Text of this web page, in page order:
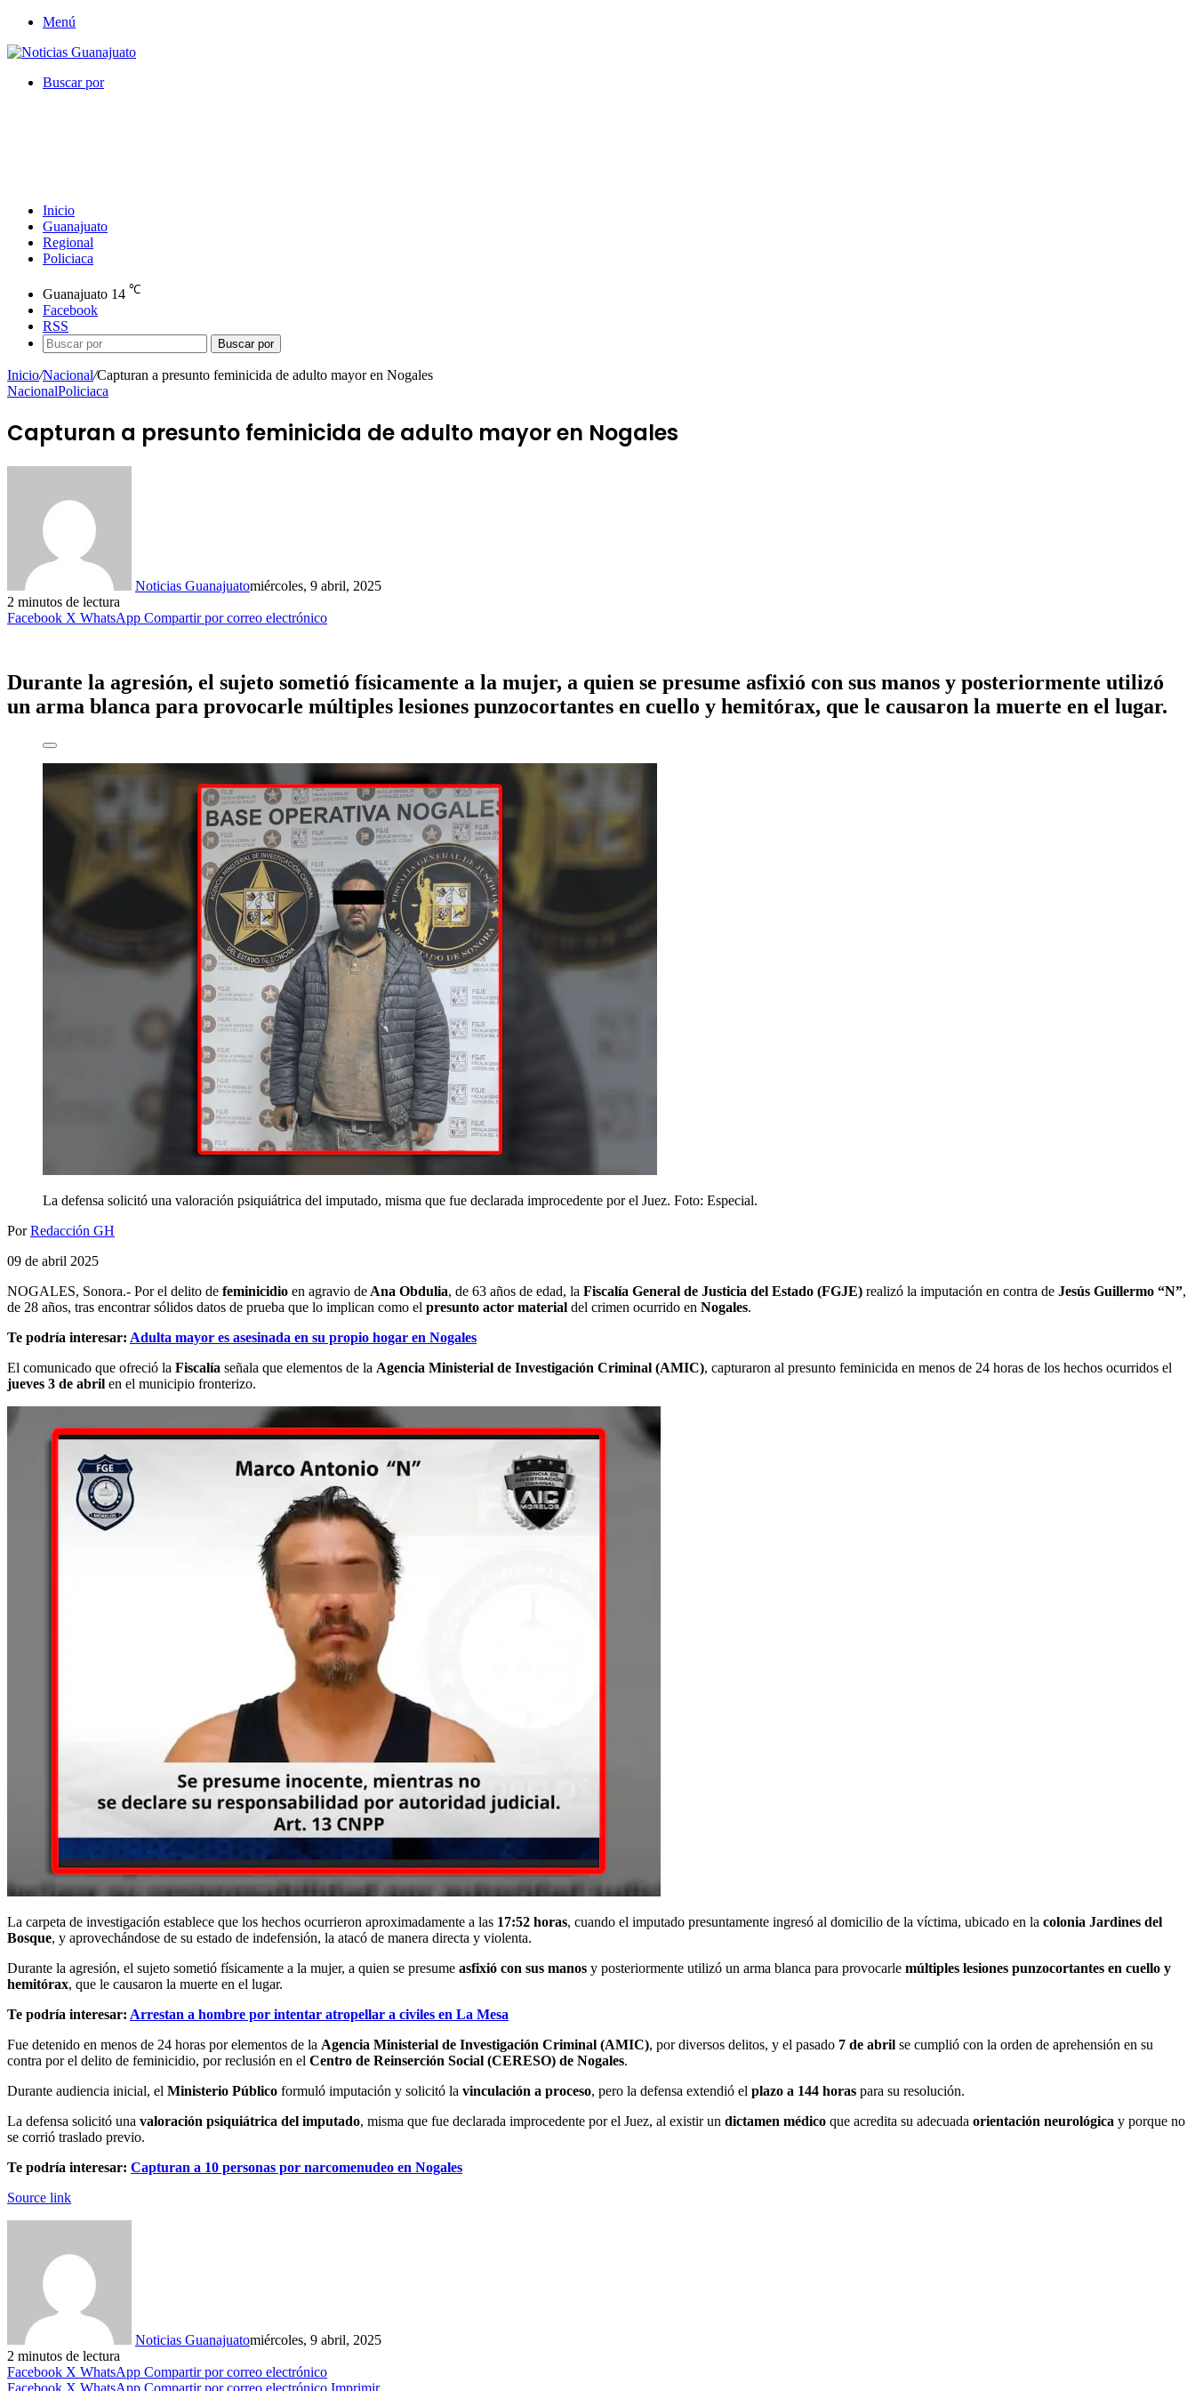
Menú
Buscar por
Inicio
Guanajuato
Regional
Policiaca
Guanajuato 14 ℃
Facebook
RSS
Buscar por
Inicio/Nacional/Capturan a presunto feminicida de adulto mayor en Nogales
NacionalPoliciaca
Capturan a presunto feminicida de adulto mayor en Nogales
Noticias Guanajuatomiércoles, 9 abril, 2025
2 minutos de lectura
Facebook X WhatsApp Compartir por correo electrónico
Durante la agresión, el sujeto sometió físicamente a la mujer, a quien se presume asfixió con sus manos y posteriormente utilizó
un arma blanca para provocarle múltiples lesiones punzocortantes en cuello y hemitórax, que le causaron la muerte en el lugar.
La defensa solicitó una valoración psiquiátrica del imputado, misma que fue declarada improcedente por el Juez. Foto: Especial.
PorRedacción GH
09 de abril 2025
NOGALES, Sonora.- Por el delito de feminicidio en agravio de Ana Obdulia, de 63 años de edad, la Fiscalía General de Justicia del Estado (FGJE) realizó la imputación en contra de Jesús Guillermo “N”,
de 28 años, tras encontrar sólidos datos de prueba que lo implican como el presunto actor material del crimen ocurrido en Nogales.
Te podría interesar: Adulta mayor es asesinada en su propio hogar en Nogales
El comunicado que ofreció la Fiscalía señala que elementos de la Agencia Ministerial de Investigación Criminal (AMIC), capturaron al presunto feminicida en menos de 24 horas de los hechos ocurridos el
jueves 3 de abril en el municipio fronterizo.
La carpeta de investigación establece que los hechos ocurrieron aproximadamente a las 17:52 horas, cuando el imputado presuntamente ingresó al domicilio de la víctima, ubicado en la colonia Jardines del
Bosque, y aprovechándose de su estado de indefensión, la atacó de manera directa y violenta.
Durante la agresión, el sujeto sometió físicamente a la mujer, a quien se presume asfixió con sus manos y posteriormente utilizó un arma blanca para provocarle múltiples lesiones punzocortantes en cuello y
hemitórax, que le causaron la muerte en el lugar.
Te podría interesar: Arrestan a hombre por intentar atropellar a civiles en La Mesa
Fue detenido en menos de 24 horas por elementos de la Agencia Ministerial de Investigación Criminal (AMIC), por diversos delitos, y el pasado 7 de abril se cumplió con la orden de aprehensión en su
contra por el delito de feminicidio, por reclusión en el Centro de Reinserción Social (CERESO) de Nogales.
Durante audiencia inicial, el Ministerio Público formuló imputación y solicitó la vinculación a proceso, pero la defensa extendió el plazo a 144 horas para su resolución.
La defensa solicitó una valoración psiquiátrica del imputado, misma que fue declarada improcedente por el Juez, al existir un dictamen médico que acredita su adecuada orientación neurológica y porque no
se corrió traslado previo.
Te podría interesar: Capturan a 10 personas por narcomenudeo en Nogales
Source link
Noticias Guanajuatomiércoles, 9 abril, 2025
2 minutos de lectura
Facebook X WhatsApp Compartir por correo electrónico